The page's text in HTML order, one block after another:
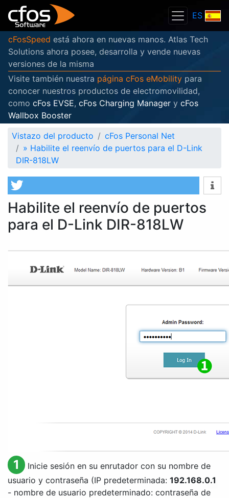
ES
cFosSpeed está ahora en nuevas manos. Atlas Tech
Solutions ahora posee, desarrolla y vende nuevas
versiones de la misma
Visite también nuestra página cFos eMobility para
conocer nuestros productos de electromovilidad,
como cFos EVSE, cFos Charging Manager y cFos
Wallbox Booster
Vistazo del producto
cFos Personal Net
» Habilite el reenvío de puertos para el D-Link
DIR-818LW
Habilite el reenvío de puertos
para el D-Link DIR-818LW
1
Inicie sesión en su enrutador con su nombre de
usuario y contraseña (IP predeterminada: 192.168.0.1
- nombre de usuario predeterminado: contraseña de